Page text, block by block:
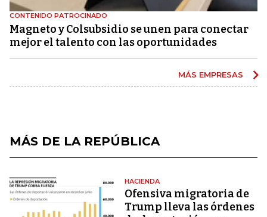
CONTENIDO PATROCINADO
Magneto y Colsubsidio se unen para conectar
mejor el talento con las oportunidades
MÁS EMPRESAS
MÁS DE LA REPÚBLICA
HACIENDA
Ofensiva migratoria de
Trump lleva las órdenes